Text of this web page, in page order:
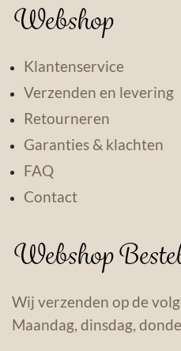
Webshop
Klantenservice
Verzenden en levering
Retourneren
Garanties & klachten
FAQ
Contact
Webshop
Wij verzenden op de
Maandag, dinsdag,